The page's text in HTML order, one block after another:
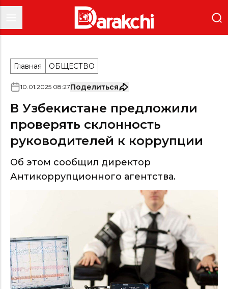
Главная ОБЩЕСТВО
10.01.2025 08:27Поделиться
В Узбекистане предложили
проверять склонность
руководителей к коррупции
Об этом сообщил директор
Антикоррупционного агентства.